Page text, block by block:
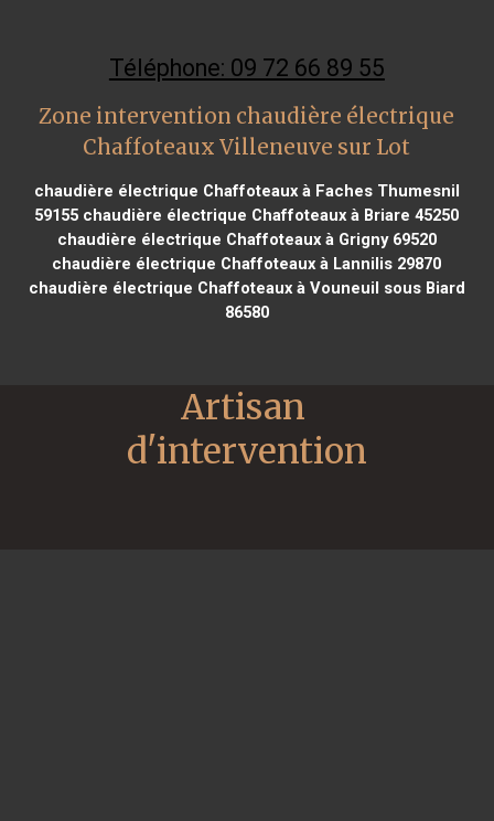
Téléphone: 09 72 66 89 55
Zone intervention chaudière électrique
Chaffoteaux Villeneuve sur Lot
chaudière électrique Chaffoteaux à Faches Thumesnil
59155 chaudière électrique Chaffoteaux à Briare 45250
chaudière électrique Chaffoteaux à Grigny 69520
chaudière électrique Chaffoteaux à Lannilis 29870
chaudière électrique Chaffoteaux à Vouneuil sous Biard
86580
Artisan
d'intervention